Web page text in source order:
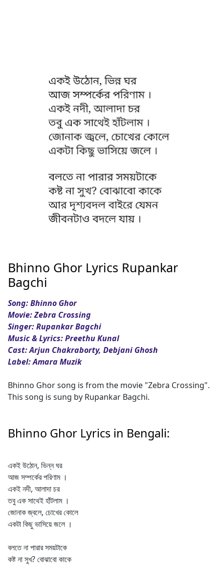
Bhinno Ghor Lyrics Rupankar
Bagchi
Song: Bhinno Ghor
Movie: Zebra Crossing
Singer: Rupankar Bagchi
Music & Lyrics: Preethu Kunal
Cast: Arjun Chakraborty, Debjani Ghosh
Label: Amara Muzik
Bhinno Ghor song is from the movie "Zebra Crossing".
This song is sung by Rupankar Bagchi.
Bhinno Ghor Lyrics in Bengali:
একই উঠোন, ভিন্ন ঘর
আজ সম্পর্কের পরিণাম ।
একই নদী, আলাদা চর
তবু এক সাথেই হাঁটলাম ।
জোনাক জ্বলে, চোখের কোলে
একটা কিছু ভাসিয়ে জলে ।
বলতে না পারার সময়টাকে
কষ্ট না সুখ? বোঝাবো কাকে